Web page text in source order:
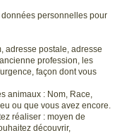
personnelles pour
adresse postale, adresse
profession, les
façon dont vous
animaux : Nom, Race,
ou que vous avez encore.
réaliser : moyen de
découvrir,